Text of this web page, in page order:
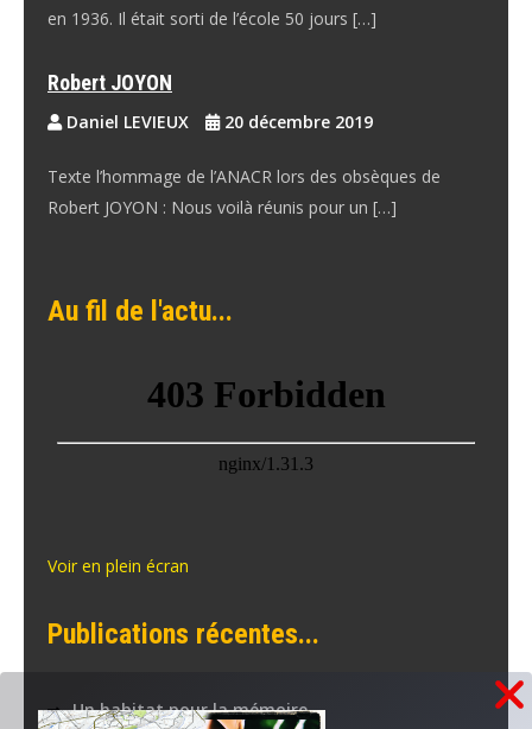
en 1936. Il était sorti de l’école 50 jours […]
Robert JOYON
Daniel LEVIEUX 20 décembre 2019
Texte l’hommage de l’ANACR lors des obsèques de
Robert JOYON : Nous voilà réunis pour un […]
Au fil de l'actu...
Voir en plein écran
Publications récentes...
Un habitat pour la mémoire